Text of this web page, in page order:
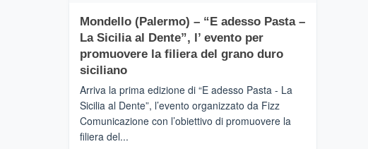
messaggi
di
CASTIGLIONE
DI
SICILIA
(Ct)
Il
Borgo
del
Mondello (Palermo) – “E adesso Pasta –
La Sicilia al Dente”, l’ evento per
promuovere la filiera del grano duro
siciliano
Arriva la prima edizione di “E adesso Pasta - La
Sicilia al Dente”, l’evento organizzato da Fizz
Comunicazione con l’obiettivo di promuovere la
filiera del...